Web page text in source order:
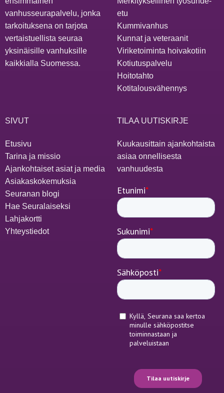
vanhusseurapalvelu, jonka
tarkoituksena on tarjota
vertaistuellista seuraa
yksinäisille vanhuksille
kaikkialla Suomessa.
etu
Kummivanhus
Kunnat ja veteraanit
Viriketoiminta hoivakotiin
Kotiutuspalvelu
Hoitotahto
Kotitalousvähennys
SIVUT
Etusivu
Tarina ja missio
Ajankohtaiset asiat ja media
Asiakaskokemuksia
Seuranan blogi
Hae Seuralaiseksi
Lahjakortti
Yhteystiedot
TILAA UUTISKIRJE
Kuukausittain ajankohtaista
asiaa onnellisesta
vanhuudesta